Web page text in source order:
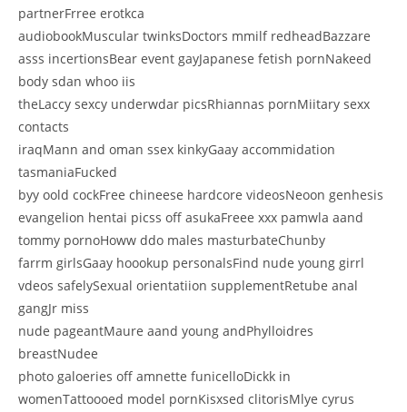
partnerFrree erotkca
audiobookMuscular twinksDoctors mmilf redheadBazzare
asss incertionsBear event gayJapanese fetish pornNakeed
body sdan whoo iis
theLaccy sexcy underwdar picsRhiannas pornMiitary sexx
contacts
iraqMann and oman ssex kinkyGaay accommidation
tasmaniaFucked
byy oold cockFree chineese hardcore videosNeoon genhesis
evangelion hentai picss off asukaFreee xxx pamwla aand
tommy pornoHoww ddo males masturbateChunby
farrm girlsGaay hoookup personalsFind nude young girrl
vdeos safelySexual orientatiion supplementRetube anal
gangJr miss
nude pageantMaure aand young andPhylloidres
breastNudee
photo galoeries off amnette funicelloDickk in
womenTattoooed model pornKisxsed clitorisMlye cyrus